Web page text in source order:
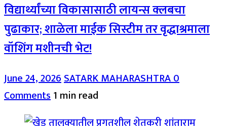
विद्यार्थ्यांच्या विकासासाठी लायन्स क्लबचा
पुढाकार; शाळेला माईक सिस्टीम तर वृद्धाश्रमाला
वॉशिंग मशीनची भेट!
June 24, 2026SATARK MAHARASHTRA0
Comments1 min read